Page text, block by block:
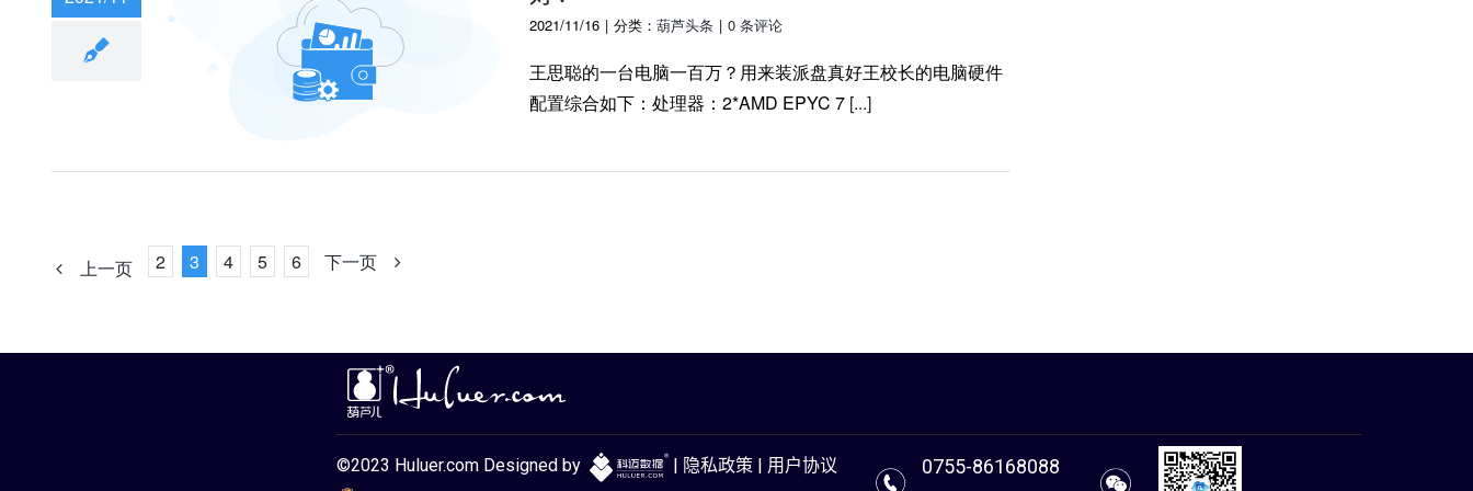
万？用来装派
2021/11/16 | 分类： 葫芦头条 | 0 条评论
王思聪的一台电脑一百万？用来装派盘真好王校长的电脑硬件
配置综合如下：处理器：2*AMD EPYC 7 [...]
上一页 2 3 4 5 6 下一页
©2023 Huluer.com Designed by | 隐私政策 | 用户协议
0755-86168088